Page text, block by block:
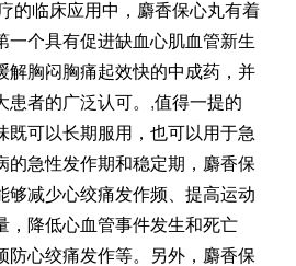
的临床应用中，麝香保心丸有着
一个具有促进缺血心肌血管新生
解胸闷胸痛起效快的中成药，并
者的广泛认可。 ,值得一提的
既可以长期服用，也可以用于急
的急性发作期和稳定期，麝香保
够减少心绞痛发作频、提高运动
，降低心血管事件发生和死亡
防心绞痛发作等。另外，麝香保